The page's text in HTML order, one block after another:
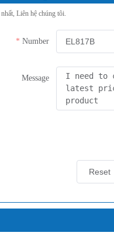
Liên hệ chúng tôi.
Number
Message
Reset